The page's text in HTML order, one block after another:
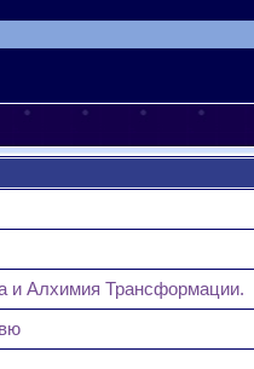
Алхимия Трансформации.